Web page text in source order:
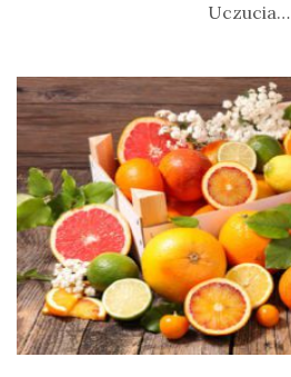
Uczucia…